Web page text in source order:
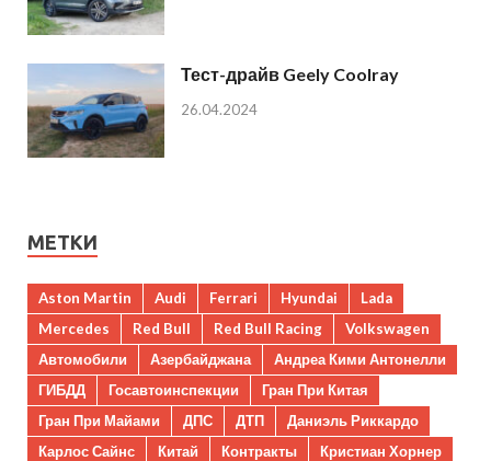
Тест-драйв Geely Coolray
26.04.2024
МЕТКИ
Aston Martin Audi Ferrari Hyundai
Lada
Mercedes
Red Bull Red Bull Racing
Volkswagen
Автомобили
Азербайджана
Андреа Кими Антонелли
ГИБДД
Госавтоинспекции
Гран При Китая
Гран При Майами
ДПС ДТП
Даниэль Риккардо
Карлос Сайнс
Китай Контракты
Кристиан Хорнер